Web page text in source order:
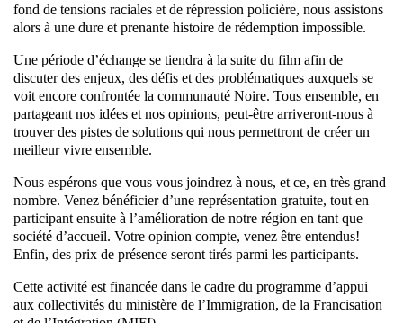
fond de tensions raciales et de répression policière, nous assistons
alors à une dure et prenante histoire de rédemption impossible.
Une période d’échange se tiendra à la suite du film afin de
discuter des enjeux, des défis et des problématiques auxquels se
voit encore confrontée la communauté Noire. Tous ensemble, en
partageant nos idées et nos opinions, peut-être arriveront-nous à
trouver des pistes de solutions qui nous permettront de créer un
meilleur vivre ensemble.
Nous espérons que vous vous joindrez à nous, et ce, en très grand
nombre. Venez bénéficier d’une représentation gratuite, tout en
participant ensuite à l’amélioration de notre région en tant que
société d’accueil. Votre opinion compte, venez être entendus!
Enfin, des prix de présence seront tirés parmi les participants.
Cette activité est financée dans le cadre du programme d’appui
aux collectivités du ministère de l’Immigration, de la Francisation